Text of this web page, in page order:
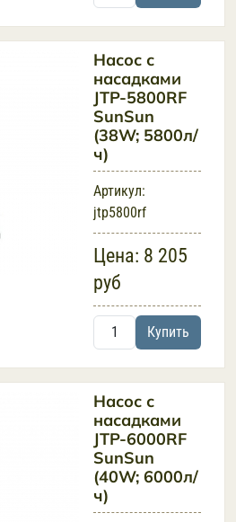
Насос с
насадками
JTP-5800RF
SunSun
(38W; 5800л/
ч)
Артикул:
jtp5800rf
Цена: 8 205
руб
Купить
Насос с
насадками
JTP-6000RF
SunSun
(40W; 6000л/
ч)